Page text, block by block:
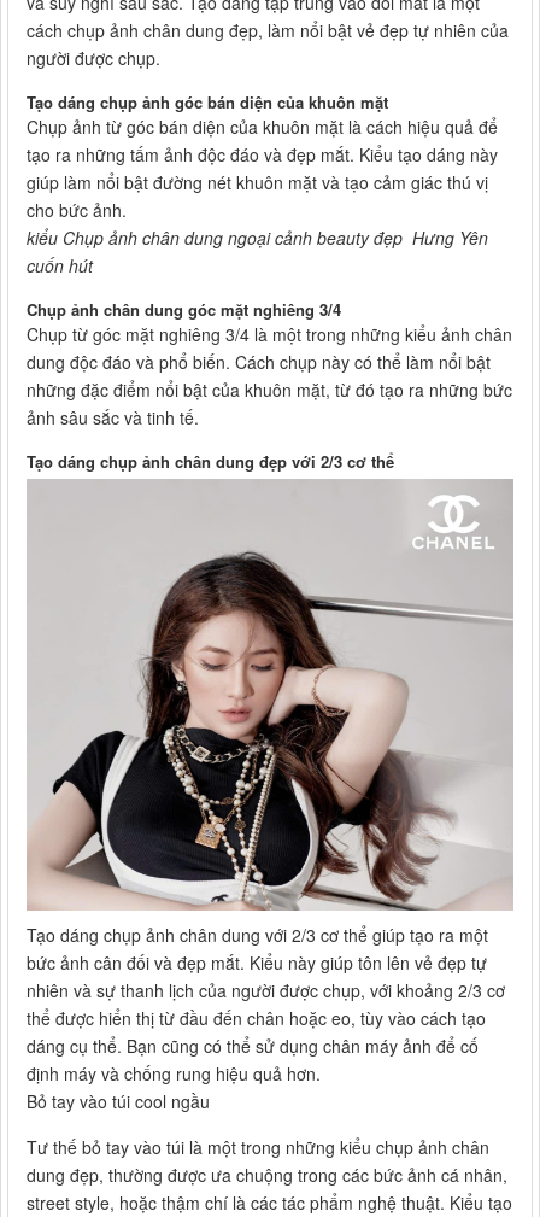
cách chụp ảnh chân dung đẹp, làm nổi bật vẻ đẹp tự nhiên của
người được chụp.
Tạo dáng chụp ảnh góc bán diện của khuôn mặt
Chụp ảnh từ góc bán diện của khuôn mặt là cách hiệu quả để
tạo ra những tấm ảnh độc đáo và đẹp mắt. Kiểu tạo dáng này
giúp làm nổi bật đường nét khuôn mặt và tạo cảm giác thú vị
cho bức ảnh.
kiểu Chụp ảnh chân dung ngoại cảnh beauty đẹp Hưng Yên
cuốn hút
Chụp ảnh chân dung góc mặt nghiêng 3/4
Chụp từ góc mặt nghiêng 3/4 là một trong những kiểu ảnh chân
dung độc đáo và phổ biến. Cách chụp này có thể làm nổi bật
những đặc điểm nổi bật của khuôn mặt, từ đó tạo ra những bức
ảnh sâu sắc và tinh tế.
Tạo dáng chụp ảnh chân dung đẹp với 2/3 cơ thể
Tạo dáng chụp ảnh chân dung với 2/3 cơ thể giúp tạo ra một
bức ảnh cân đối và đẹp mắt. Kiểu này giúp tôn lên vẻ đẹp tự
nhiên và sự thanh lịch của người được chụp, với khoảng 2/3 cơ
thể được hiển thị từ đầu đến chân hoặc eo, tùy vào cách tạo
dáng cụ thể. Bạn cũng có thể sử dụng chân máy ảnh để cố
định máy và chống rung hiệu quả hơn.
Bỏ tay vào túi cool ngầu
Tư thế bỏ tay vào túi là một trong những kiểu chụp ảnh chân
dung đẹp, thường được ưa chuộng trong các bức ảnh cá nhân,
street style, hoặc thậm chí là các tác phẩm nghệ thuật. Kiểu tạo